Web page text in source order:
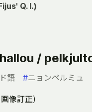
Q. I.)
/
語 #ニョンペルミュ
像訂正)